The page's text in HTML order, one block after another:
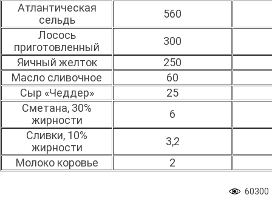
Атлантическая
сельдь
560
Лосось
приготовленный
300
Яичный желток
250
Масло сливочное
60
Сыр «Чеддер»
25
Сметана, 30%
жирности
6
Сливки, 10%
жирности
3,2
Молоко коровье
2
60300